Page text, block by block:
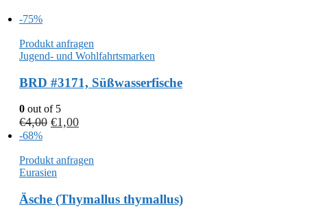
-75%
Produkt anfragen
Jugend- und Wohlfahrtsmarken
BRD #3171, Süßwasserfische
0 out of 5
€4,00 €1,00
-68%
Produkt anfragen
Eurasien
Äsche (Thymallus thymallus)